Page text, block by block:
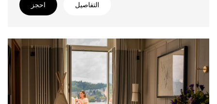
التفاصيل احجز